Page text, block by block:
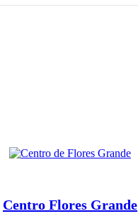
Centro Flores Grande